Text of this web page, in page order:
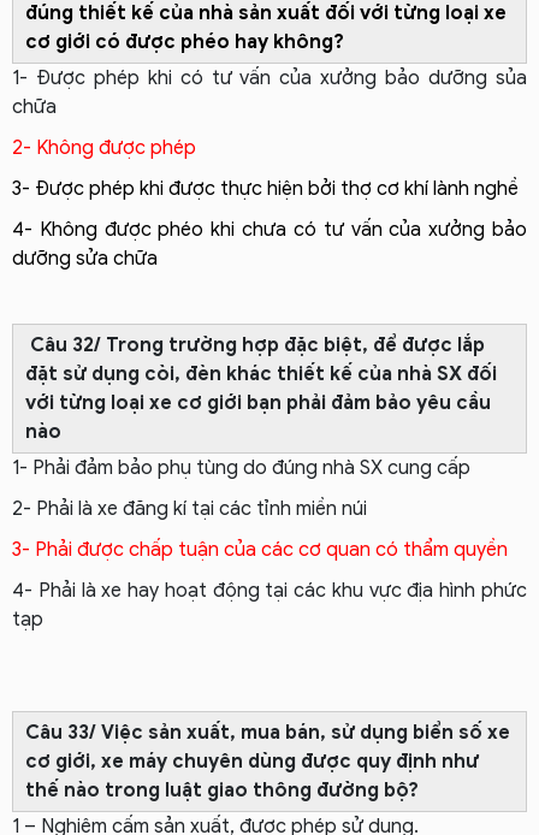
đúng thiết kế của nhà sản xuất đối với từng loại xe
cơ giới có được phéo hay không?
1- Được phép khi có tư vấn của xưởng bảo dưỡng sủa
chữa
2- Không được phép
3- Được phép khi được thực hiện bởi thợ cơ khí lành nghề
4- Không được phéo khi chưa có tư vấn của xưởng bảo
dưỡng sửa chữa
Câu 32/ Trong trường hợp đặc biệt, để được lắp
đặt sử dụng còi, đèn khác thiết kế của nhà SX đối
với từng loại xe cơ giới bạn phải đảm bảo yêu cầu
nào
1- Phải đảm bảo phụ tùng do đúng nhà SX cung cấp
2- Phải là xe đăng kí tại các tỉnh miền núi
3- Phải được chấp tuận của các cơ quan có thẩm quyền
4- Phải là xe hay hoạt động tại các khu vực địa hình phức
tạp
Câu 33/ Việc sản xuất, mua bán, sử dụng biển số xe
cơ giới, xe máy chuyên dùng được quy định như
thế nào trong luật giao thông đường bộ?
1 – Nghiêm cấm sản xuất, được phép sử dụng.